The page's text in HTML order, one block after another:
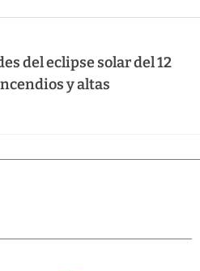
del eclipse solar del 12
y altas